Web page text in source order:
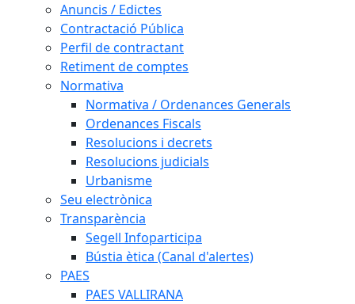
Anuncis / Edictes
Contractació Pública
Perfil de contractant
Retiment de comptes
Normativa
Normativa / Ordenances Generals
Ordenances Fiscals
Resolucions i decrets
Resolucions judicials
Urbanisme
Seu electrònica
Transparència
Segell Infoparticipa
Bústia ètica (Canal d'alertes)
PAES
PAES VALLIRANA